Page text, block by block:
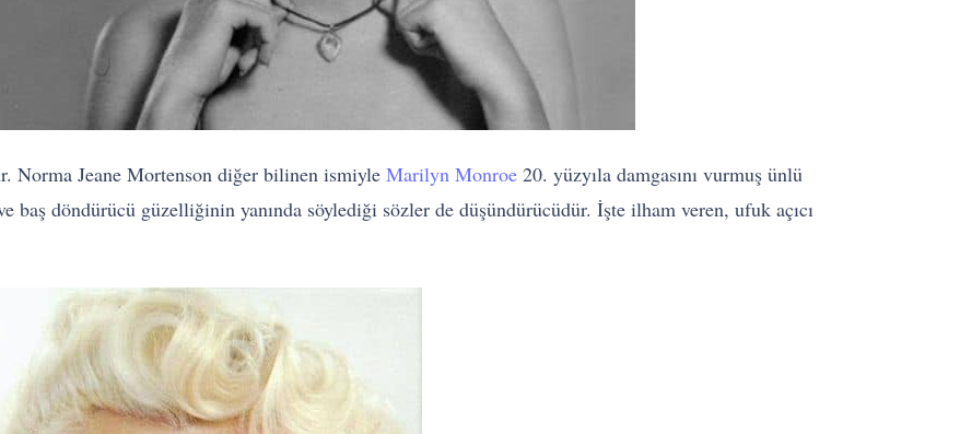
Jeane Mortenson diğer bilinen ismiyle Marilyn Monroe 20. yüzyıla damgasını vurmuş ünlü
baş döndürücü güzelliğinin yanında söylediği sözler de düşündürücüdür. İşte ilham veren, ufuk açıcı